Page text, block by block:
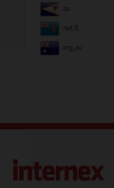
.as
.net.fj
.org.au